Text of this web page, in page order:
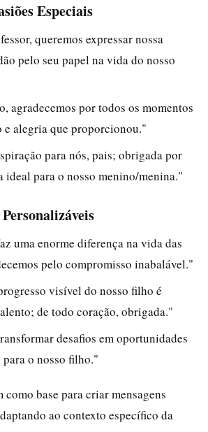
Especiais
queremos expressar nossa
pelo seu papel na vida do nosso
agradecemos por todos os momentos
e alegria que proporcionou."
para nós, pais; obrigada por
ideal para o nosso menino/menina."
uma enorme diferença na vida das
pelo compromisso inabalável."
visível do nosso filho é
de todo coração, obrigada."
desafios em oportunidades
o nosso filho."
como base para criar mensagens
ao contexto específico da